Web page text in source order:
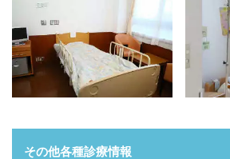
その他各種診療情報